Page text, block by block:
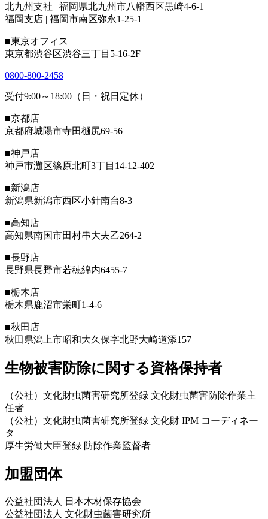
北九州支社 | 福岡県北九州市八幡西区黒崎4-6-1
福岡支店 | 福岡市南区弥永1-25-1
■東京オフィス
東京都渋谷区渋谷三丁目5-16-2F
0800-800-2458
受付9:00～18:00（日・祝日定休）
■京都店
京都府城陽市寺田樋尻69-56
■神戸店
神戸市灘区篠原北町3丁目14-12-402
■新潟店
新潟県新潟市西区小針南台8-3
■高知店
高知県南国市田村串大夫乙264-2
■長野店
長野県長野市若穂綿内6455-7
■栃木店
栃木県鹿沼市栄町1-4-6
■秋田店
秋田県潟上市昭和大久保字北野大崎道添157
生物被害防除に関する資格保持者
（公社）文化財虫菌害研究所登録 文化財虫菌害防除作業主
任者
（公社）文化財虫菌害研究所登録 文化財 IPM コーディネー
タ
厚生労働大臣登録 防除作業監督者
加盟団体
公益社団法人 日本木材保存協会
公益社団法人 文化財虫菌害研究所